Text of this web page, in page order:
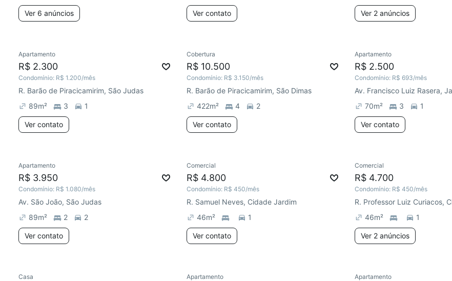
Ver 6 anúncios Ver contato Ver 2 anúncios
Apartamento
R$ 2.300
Condomínio: R$ 1.200/mês
R. Barão de Piracicamirim, São Judas
89m² 3 1
Ver contato
Cobertura
R$ 10.500
Condomínio: R$ 3.150/mês
R. Barão de Piracicamirim, São Dimas
422m² 4 2
Ver contato
Apartamento
R$ 2.500
Condomínio: R$ 693/mês
70m² 3 1
Ver contato
Apartamento
R$ 3.950
Condomínio: R$ 1.080/mês
Av. São João, São Judas
89m² 2 2
Ver contato
Comercial
R$ 4.800
Condomínio: R$ 450/mês
R. Samuel Neves, Cidade Jardim
46m² 1
Ver contato
Comercial
R$ 4.700
Condomínio: R$ 450/mês
46m² 1
Ver 2 anúncios
Casa Apartamento Apartamento